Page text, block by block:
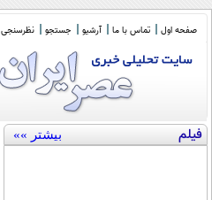
صفحه اول تماس با ما آرشیو جستجو نظرسنجی
فیلم بیشتر »»